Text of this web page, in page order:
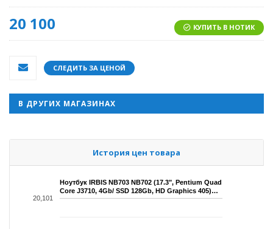
20 100 КУПИТЬ В НОТИК
СЛЕДИТЬ ЗА ЦЕНОЙ
В ДРУГИХ МАГАЗИНАХ
История цен товара
Ноутбук IRBIS NB703 NB702 (17.3", Pentium Quad
Core J3710, 4Gb/ SSD 128Gb, HD Graphics 405)…
20,101